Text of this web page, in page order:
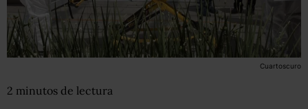
Cuartoscuro
2 minutos de lectura